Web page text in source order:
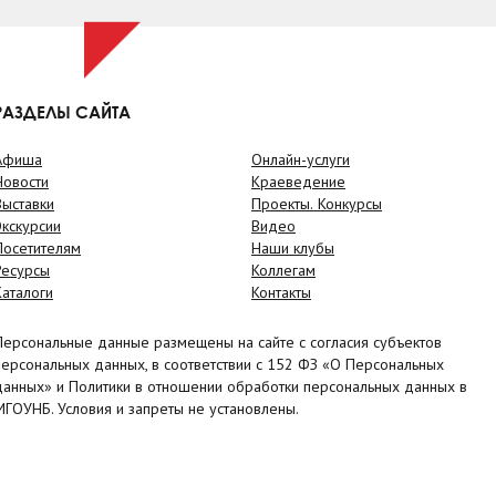
САЙТА
Онлайн-услуги
Краеведение
Проекты. Конкурсы
Видео
Наши клубы
Коллегам
Контакты
данные размещены на сайте с согласия субъектов
данных, в соответствии с 152 ФЗ «О Персональных
и Политики в отношении обработки персональных данных в
Условия и запреты не установлены.